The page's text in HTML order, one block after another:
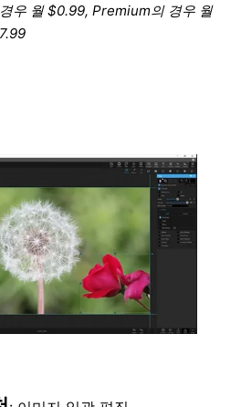
우 월 $0.99, Premium의 경우 월